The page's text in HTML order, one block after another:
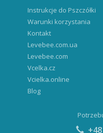
Instrukcje do Pszczółki
Warunki korzystania
Kontakt
Levebee.com.ua
Levebee.com
Vcelka.cz
Vcielka.online
Blog